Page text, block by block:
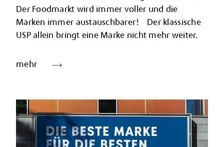
Der Foodmarkt wird immer voller und die
Marken immer austauschbarer! Der klassische
USP allein bringt eine Marke nicht mehr weiter.
mehr